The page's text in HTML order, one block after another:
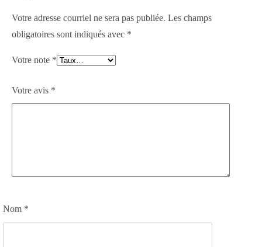
Votre adresse courriel ne sera pas publiée. Les champs
obligatoires sont indiqués avec *
Votre note *
Votre avis *
Nom *